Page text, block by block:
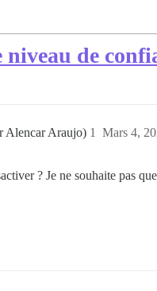
niveau de
Alencar Araujo) Mars 4,
1
? Je ne souhaite pas